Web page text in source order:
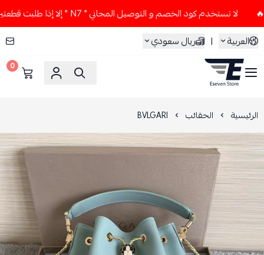
لا تستخدم كود الخصم و التوصيل المجاني " N7 " إلا إذا طلبت قطعتين أو أكثر 👀🔥
العربية
| ريال سعودي
ESEVEN STORE
0
الرئيسية الحقائب BVLGARI